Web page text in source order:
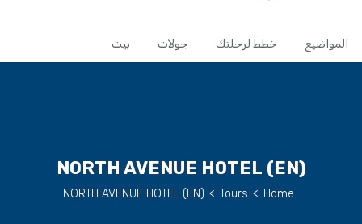
بيت جولات خطط لرحلتك المواضيع
(EN) NORTH AVENUE HOTEL
Home
>
Tours
>
(EN) NORTH AVENUE HOTEL